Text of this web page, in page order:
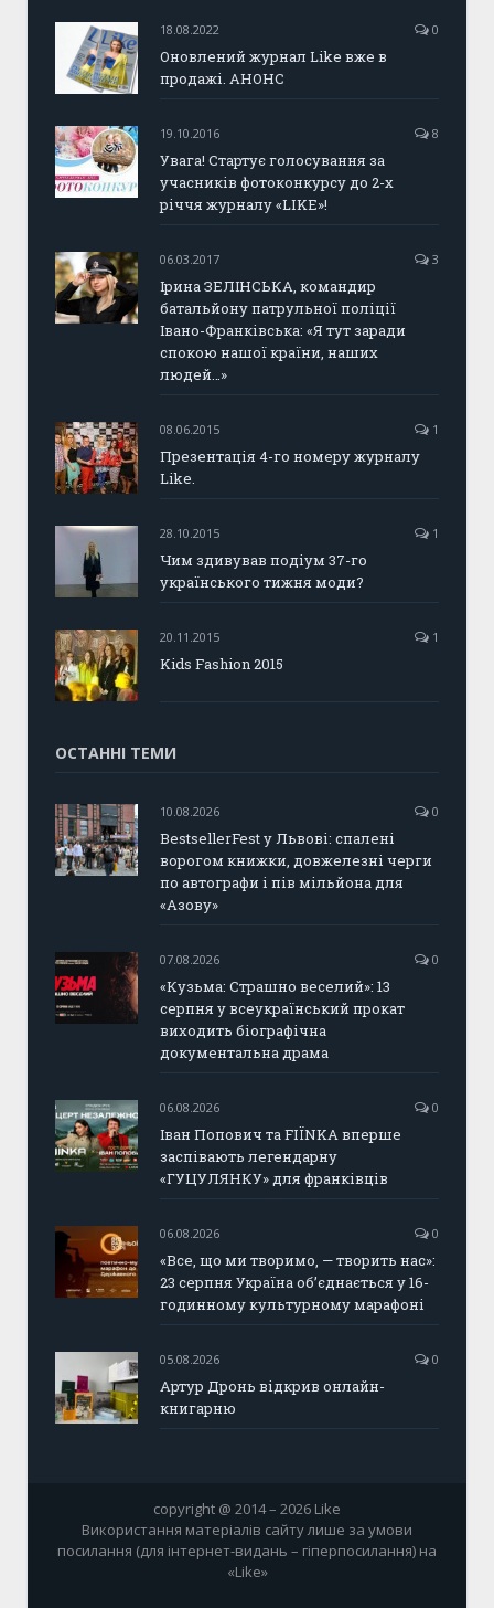
18.08.2022 0
Оновлений журнал Like вже в
продажі. АНОНС
19.10.2016 8
Увага! Стартує голосування за
учасників фотоконкурсу до 2-х
річчя журналу «LIKE»!
06.03.2017 3
Ірина ЗЕЛІНСЬКА, командир
батальйону патрульної поліції
Івано-Франківська: «Я тут заради
спокою нашої країни, наших
людей…»
08.06.2015 1
Презентація 4-го номеру журналу
Like.
28.10.2015 1
Чим здивував подіум 37-го
українського тижня моди?
20.11.2015 1
Kids Fashion 2015
ОСТАННІ ТЕМИ
10.08.2026 0
BestsellerFest у Львові: спалені
ворогом книжки, довжелезні черги
по автографи і пів мільйона для
«Азову»
07.08.2026 0
«Кузьма: Страшно веселий»: 13
серпня у всеукраїнський прокат
виходить біографічна
документальна драма
06.08.2026 0
Іван Попович та FIÏNKA вперше
заспівають легендарну
«ГУЦУЛЯНКУ» для франківців
06.08.2026 0
«Все, що ми творимо, — творить нас»:
23 серпня Україна об’єднається у 16-
годинному культурному марафоні
05.08.2026 0
Артур Дронь відкрив онлайн-
книгарню
copyright @ 2014 – 2026 Like
Використання матеріалів сайту лише за умови
посилання (для інтернет-видань – гіперпосилання) на
«Like»